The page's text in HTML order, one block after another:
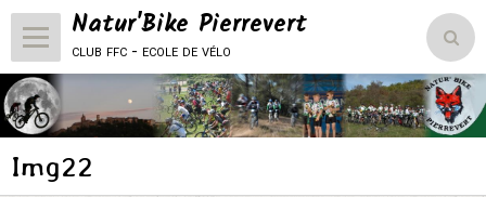
Natur'Bike Pierrevert
club ffc - ecole de vélo
Accueil
Le Club
L'école de vélo
Img22